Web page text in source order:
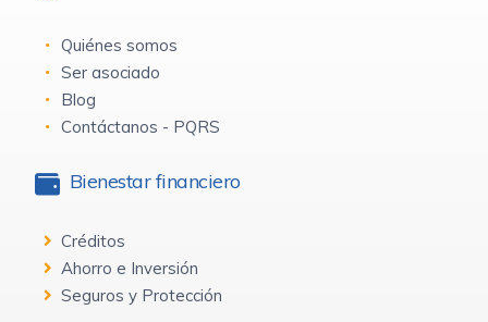
Quiénes somos
Ser asociado
Blog
Contáctanos - PQRS
Bienestar financiero
Créditos
Ahorro e Inversión
Seguros y Protección